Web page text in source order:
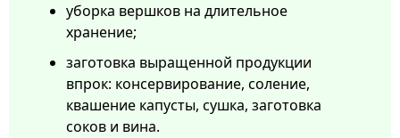
уборка вершков на длительное
хранение;
заготовка выращенной продукции
впрок: консервирование, соление,
квашение капусты, сушка, заготовка
соков и вина.